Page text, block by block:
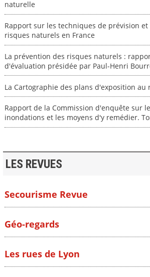
naturelle
Rapport sur les techniques de prévision
risques naturels en France
La prévention des risques naturels :
d'évaluation présidée par Paul-Henri
La Cartographie des plans d'exposition
Rapport de la Commission d'enquête sur
inondations et les moyens d'y remédier.
LES REVUES
Secourisme Revue
Géo-regards
Les rues de Lyon